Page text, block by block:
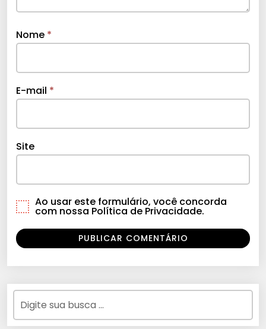
Nome *
E-mail *
Site
Ao usar este formulário, você concorda
com nossa Política de Privacidade.